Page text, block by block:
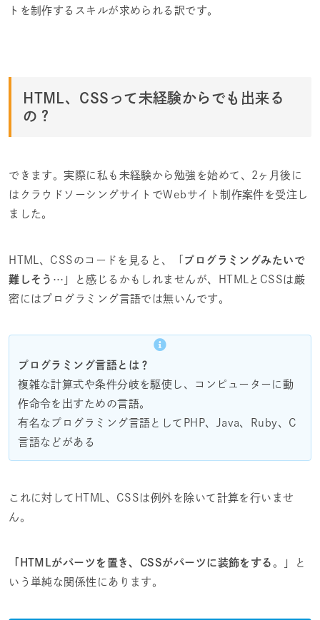
トを制作するスキルが求められる訳です。
HTML、CSSって未経験からでも出来る
の？
できます。実際に私も未経験から勉強を始めて、2ヶ月後に
はクラウドソーシングサイトでWebサイト制作案件を受注し
ました。
HTML、CSSのコードを見ると、「
プログラミングみたいで
難しそう… 」と感じるかもしれませんが、HTMLとCSSは厳
密にはプログラミング言語では無いんです。
プログラミング言語とは？
複雑な計算式や条件分岐を駆使し、コンピューターに動
作命令を出すための言語。
有名なプログラミング言語としてPHP、Java、Ruby、C
言語などがある
これに対してHTML、CSSは例外を除いて計算を行いませ
ん。
「HTMLがパーツを置き、CSSがパーツに装飾をする 。」と
いう単純な関係性にあります。